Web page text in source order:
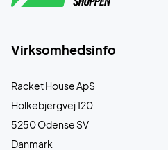
Virksomhedsinfo
Racket House ApS
Holkebjergvej 120
5250 Odense SV
Danmark